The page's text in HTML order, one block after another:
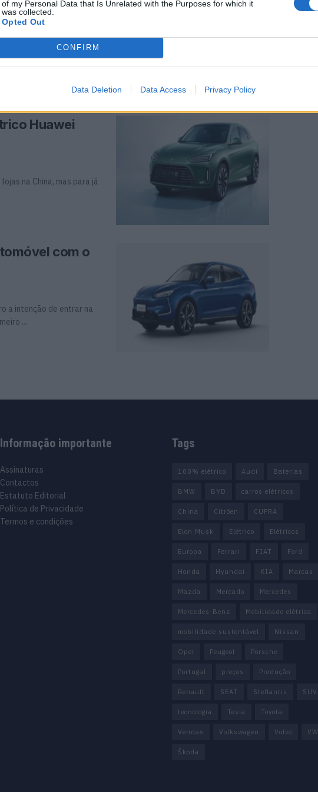
of my Personal Data that Is Unrelated with the Purposes for which it
was collected.
Opted Out
CONFIRM
Data Deletion Data Access Privacy Policy
SUV elétrico chinês
...
Huawei
na China, mas para já
com o
a intenção de entrar na
...
Informação importante
Assinaturas
Contactos
Estatuto Editorial
Política de Privacidade
Termos e condições
Tags
100% elétrico Audi Baterias
BMW BYD carros elétricos
China Citröen CUPRA
Elon Musk Elétrico Elétricos
Europa Ferrari FIAT Ford
Honda Hyundai KIA Marcas
Mazda Mercado Mercedes
Mercedes-Benz Mobilidade elétrica
mobilidade sustentável Nissan
Opel Peugeot Porsche
Portugal preços Produção
Renault SEAT Stellantis SUV
tecnologia Tesla Toyota
Vendas Volkswagen Volvo VW
Škoda